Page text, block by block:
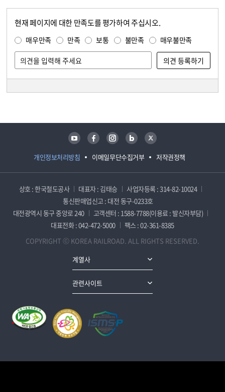
현재 페이지에 대한 만족도를 평가하여 주십시오.
매우만족 만족 보통 불만족 매우불만족
개인정보처리방침 이메일무단수집거부 저작권정책
유튜브 페이스북 인스타그램 블로그 트위터
상호 : 한국철도공사 대표자 : 김태승
사업자등록 : 314-82-10024
통신판매업신고 : 대전 동구-0233호
대전광역시 동구 중앙로 240
고객센터 : 1588-7788(이용료 : 발신자부담)
대표전화 : 042-472-5000
팩스 : 02-361-8385
COPYRIGHT ⓒ KOREA RAILROAD. ALL RIGHTS RESERVED.
계열사
관련사이트